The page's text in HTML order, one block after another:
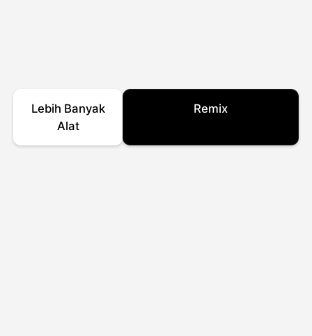
Lebih Banyak
Alat
Remix